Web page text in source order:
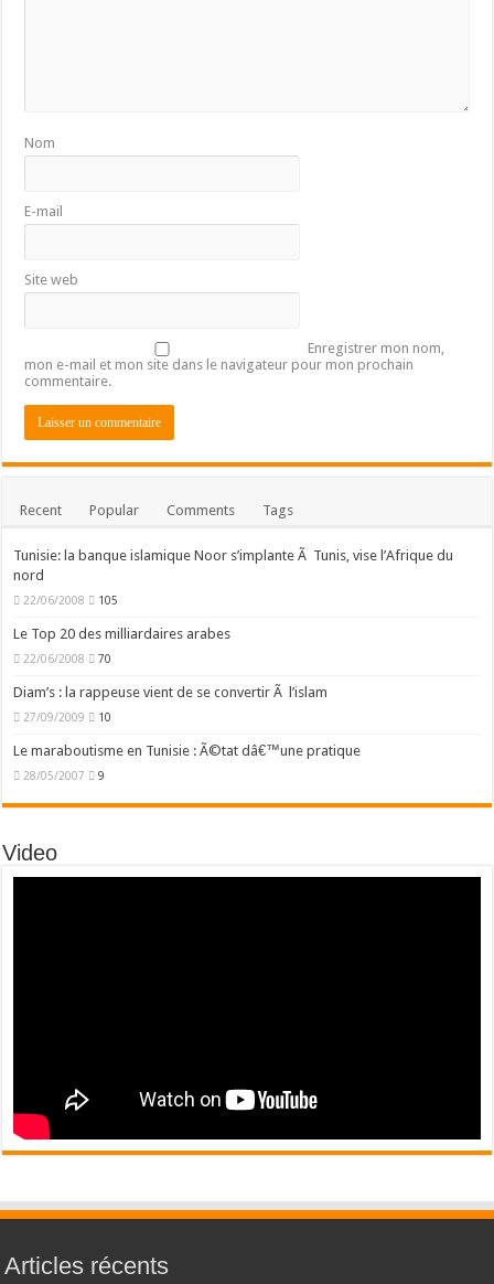
Nom
E-mail
Site web
Enregistrer mon nom,
mon e-mail et mon site dans le navigateur pour mon prochain
commentaire.
Recent Popular Comments Tags
Tunisie: la banque islamique Noor s’implante Ã Tunis, vise l’Afrique du
nord
22/06/2008 105
Le Top 20 des milliardaires arabes
22/06/2008 70
Diam’s : la rappeuse vient de se convertir Ã l’islam
27/09/2009 10
Le maraboutisme en Tunisie : Ã©tat dâ€™une pratique
28/05/2007 9
Video
Articles récents